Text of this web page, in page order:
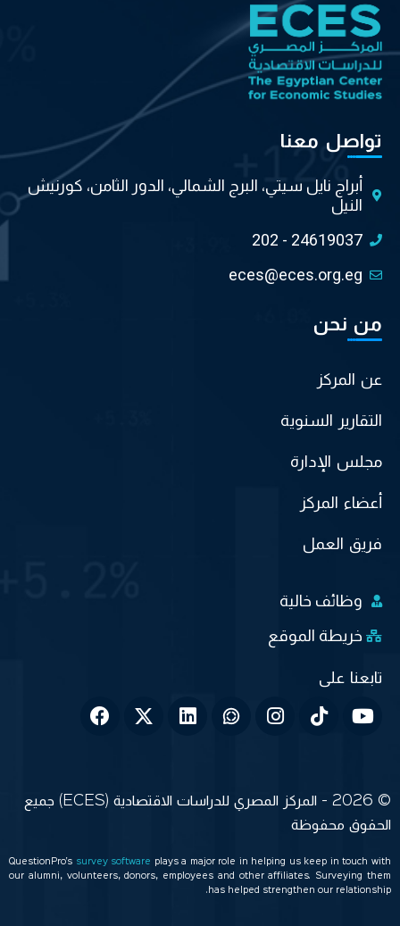
تواصل معنا
أبراج نايل سيتي، البرج الشمالي، الدور الثامن، كورنيش
النيل
202 - 24619037
eces@eces.org.eg
من نحن
عن المركز
التقارير السنوية
مجلس الإدارة
أعضاء المركز
فريق العمل
وظائف خالية
خريطة الموقع
© 2026 - المركز المصري للدراسات الاقتصادية (ECES) جميع
الحقوق محفوظة
QuestionPro’s survey software
plays a major role in helping us keep in touch with
our alumni, volunteers, donors, employees and other affiliates. Surveying them
has helped strengthen our relationship.